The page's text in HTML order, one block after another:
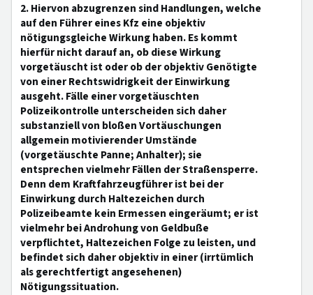
2. Hiervon abzugrenzen sind Handlungen, welche
auf den Führer eines Kfz eine objektiv
nötigungsgleiche Wirkung haben. Es kommt
hierfür nicht darauf an, ob diese Wirkung
vorgetäuscht ist oder ob der objektiv Genötigte
von einer Rechtswidrigkeit der Einwirkung
ausgeht. Fälle einer vorgetäuschten
Polizeikontrolle unterscheiden sich daher
substanziell von bloßen Vortäuschungen
allgemein motivierender Umstände
(vorgetäuschte Panne; Anhalter); sie
entsprechen vielmehr Fällen der Straßensperre.
Denn dem Kraftfahrzeugführer ist bei der
Einwirkung durch Haltezeichen durch
Polizeibeamte kein Ermessen eingeräumt; er ist
vielmehr bei Androhung von Geldbuße
verpflichtet, Haltezeichen Folge zu leisten, und
befindet sich daher objektiv in einer (irrtümlich
als gerechtfertigt angesehenen)
Nötigungssituation.